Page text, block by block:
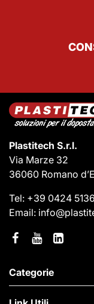
Plastitech S.r.l.
Via Marze 32
36060 Romano
Tel: +39 0424
Email:
Categorie